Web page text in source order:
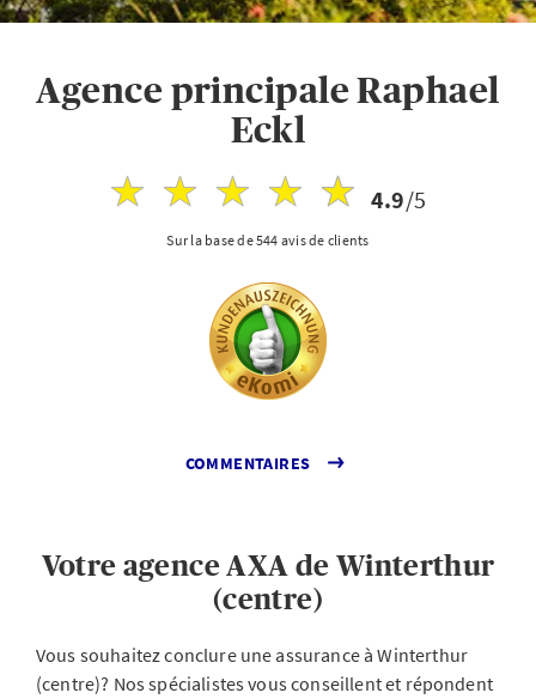
Agence principale Raphael
Eckl
4.9/5
Sur la base de 544 avis de clients
COMMENTAIRES
Votre agence AXA de Winterthur
(centre)
Vous souhaitez conclure une assurance à Winterthur
(centre)? Nos spécialistes vous conseillent et répondent